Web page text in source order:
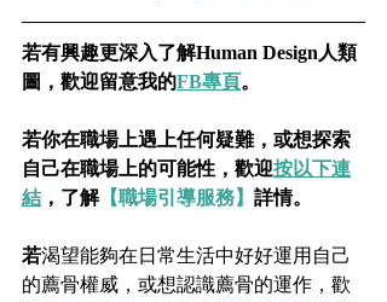
若有興趣更深入了解Human Design人類
圖，歡迎留意我的FB專頁。
若你在職場上遇上任何疑難，或想探索
自己在職場上的可能性，歡迎按以下連
結 ，了解【職場引導服務】 詳情。
若渴望能夠在日常生活中好好運用自己
的薦骨權威，或想認識薦骨的運作，歡